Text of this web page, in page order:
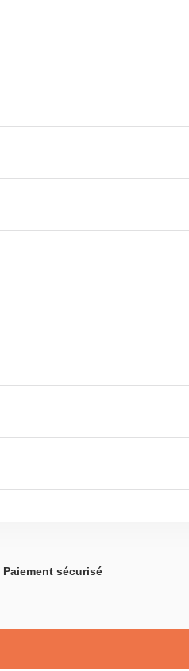
Paiement sécurisé